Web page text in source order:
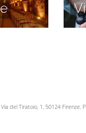
del Tiratoio, 1, 50124 Firenze,